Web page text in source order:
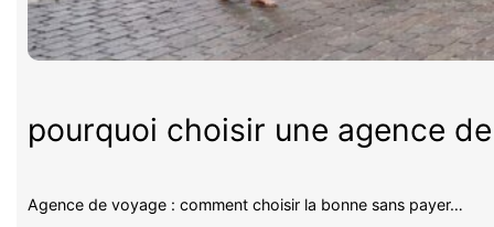
pourquoi choisir une agence
Agence de voyage : comment choisir la bonne sans payer…